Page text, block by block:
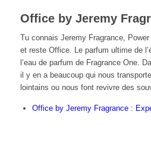
Office by Jeremy
Tu connais Jeremy Fragrance,
et reste Office. Le parfum ultime de
l’eau de parfum de Fragrance One.
il y en a beaucoup qui nous
lointains ou nous font revivre des
Office by Jeremy Fragrance :